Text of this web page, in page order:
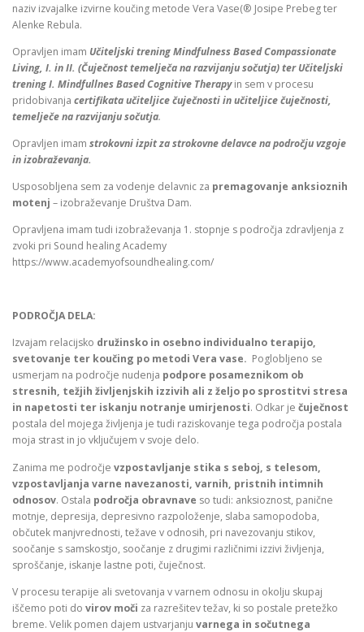
naziv izvajalke izvirne koučing metode Vera Vase(® Josipe Prebeg ter
Alenke Rebula.
Opravljen imam Učiteljski trening Mindfulness Based Compassionate
Living, I. in II. (Čuječnost temelječa na razvijanju sočutja) ter Učiteljski
trening I. Mindfullnes Based Cognitive Therapyin sem v procesu
pridobivanja certifikata učiteljice čuječnosti in učiteljice čuječnosti,
temelječe na razvijanju sočutja.
Opravljen imam strokovni izpit za strokovne delavce na področju vzgoje
in izobraževanja.
Usposobljena sem za vodenje delavnic za premagovanje anksioznih
motenj – izobraževanje Društva Dam.
Opravljena imam tudi izobraževanja 1. stopnje s področja zdravljenja z
zvoki pri Sound healing Academy
https://www.academyofsoundhealing.com/
PODROČJA DELA:
Izvajam relacijsko družinsko in osebno individualno terapijo,
svetovanje ter koučing po metodi Vera vase. Poglobljeno se
usmerjam na področje nudenja podpore posameznikom ob
stresnih, težjih življenjskih izzivih ali z željo po sprostitvi stresa
in napetosti ter iskanju notranje umirjenosti. Odkar je čuječnost
postala del mojega življenja je tudi raziskovanje tega področja postala
moja strast in jo vključujem v svoje delo.
Zanima me področje vzpostavljanje stika s seboj, s telesom,
vzpostavljanja varne navezanosti, varnih, pristnih intimnih
odnosov. Ostala področja obravnave so tudi: anksioznost, panične
motnje, depresija, depresivno razpoloženje, slaba samopodoba,
občutek manjvrednosti, težave v odnosih, pri navezovanju stikov,
soočanje s samskostjo, soočanje z drugimi različnimi izzivi življenja,
sproščanje, iskanje lastne poti, čuječnost.
V procesu terapije ali svetovanja v varnem odnosu in okolju skupaj
iščemo poti do virov moči za razrešitev težav, ki so postale pretežko
breme. Velik pomen dajem ustvarjanju varnega in sočutnega